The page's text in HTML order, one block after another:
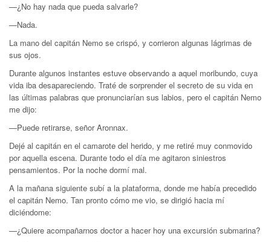
—¿No hay nada que pueda salvarle?
—Nada.
La mano del capitán Nemo se crispó, y corrieron algunas lágrimas de
sus ojos.
Durante algunos instantes estuve observando a aquel moribundo, cuya
vida iba desapareciendo. Traté de sorprender el secreto de su vida en
las últimas palabras que pronunciarían sus labios, pero el capitán Nemo
me dijo:
—Puede retirarse, señor Aronnax.
Dejé al capitán en el camarote del herido, y me retiré muy conmovido
por aquella escena. Durante todo el día me agitaron siniestros
pensamientos. Por la noche dormí mal.
A la mañana siguiente subí a la plataforma, donde me había precedido
el capitán Nemo. Tan pronto cómo me vio, se dirigió hacia mí
diciéndome:
—¿Quiere acompañarnos doctor a hacer hoy una excursión submarina?